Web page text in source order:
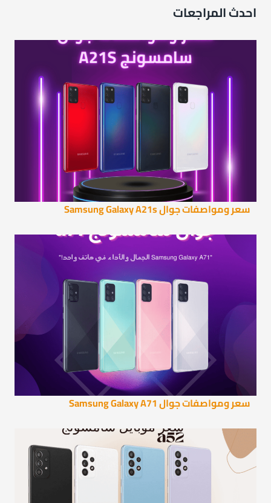
احدث المراجعات
سعر ومواصفات جوال Samsung Galaxy A21s
سعر ومواصفات جوال Samsung Galaxy A71